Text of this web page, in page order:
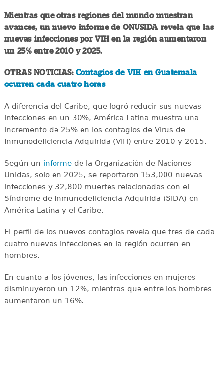
Mientras que otras regiones del mundo muestran
avances, un nuevo informe de ONUSIDA revela que las
nuevas infecciones por VIH en la región aumentaron
un 25% entre 2010 y 2025.
OTRAS NOTICIAS: Contagios de VIH en Guatemala
ocurren cada cuatro horas
A diferencia del Caribe, que logró reducir sus nuevas
infecciones en un 30%, América Latina muestra una
incremento de 25% en los contagios de Virus de
Inmunodeficiencia Adquirida (VIH) entre 2010 y 2015.
Según un informede la Organización de Naciones
Unidas, solo en 2025, se reportaron 153,000 nuevas
infecciones y 32,800 muertes relacionadas con el
Síndrome de Inmunodeficiencia Adquirida (SIDA) en
América Latina y el Caribe.
El perfil de los nuevos contagios revela que tres de cada
cuatro nuevas infecciones en la región ocurren en
hombres.
En cuanto a los jóvenes, las infecciones en mujeres
disminuyeron un 12%, mientras que entre los hombres
aumentaron un 16%.